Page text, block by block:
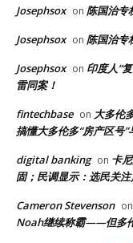
Josephsox on 陈国治专
Josephsox on 陈国治专
Josephsox on 印度人“
雷同案！
fintechbase on 大多伦
搞懂大多伦多“房产区号”
digital banking on 卡
固；民调显示：选民关
Cameron Stevenson on
Noah继续称霸——但多